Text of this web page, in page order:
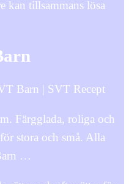
kan tillsammans lösa
Barn | SVT Recept
Färgglada, roliga och
stora och små. Alla
…